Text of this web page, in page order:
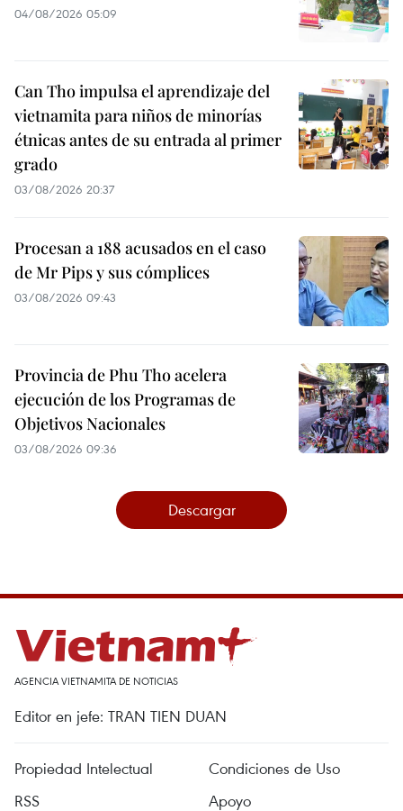
04/08/2026 05:09
Can Tho impulsa el aprendizaje del
vietnamita para niños de minorías
étnicas antes de su entrada al primer
grado
03/08/2026 20:37
Procesan a 188 acusados en el caso
de Mr Pips y sus cómplices
03/08/2026 09:43
Provincia de Phu Tho acelera
ejecución de los Programas de
Objetivos Nacionales
03/08/2026 09:36
Descargar
AGENCIA VIETNAMITA DE NOTICIAS
Editor en jefe: TRAN TIEN DUAN
Propiedad Intelectual
Condiciones de Uso
RSS
Apoyo